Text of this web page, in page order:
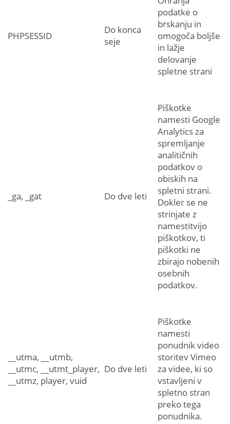
PHPSESSID
Do konca
seje
podatke o
brskanju in
omogoča boljše
in lažje
delovanje
spletne strani
_ga, _gat Do dve leti
Piškotke
namesti Google
Analytics za
spremljanje
analitičnih
podatkov o
obiskih na
spletni strani.
Dokler se ne
strinjate z
namestitvijo
piškotkov, ti
piškotki ne
zbirajo nobenih
osebnih
podatkov.
__utma, __utmb,
__utmc, __utmt_player,
__utmz, player, vuid
Do dve leti
Piškotke
namesti
ponudnik video
storitev Vimeo
za videe, ki so
vstavljeni v
spletno stran
preko tega
ponudnika.